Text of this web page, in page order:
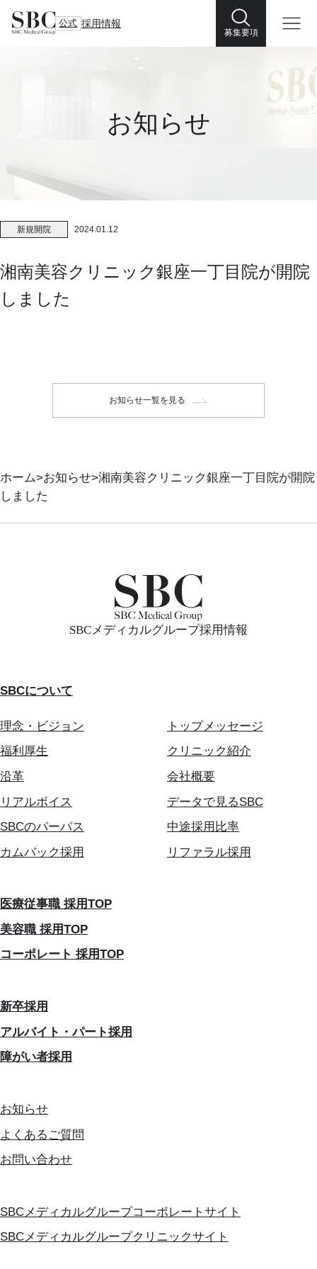
公式 採用情報
募集要項
お知らせ
新規開院 2024.01.12
湘南美容クリニック銀座一丁目院が開院
しました
お知らせ一覧を見る
ホーム お知らせ 湘南美容クリニック銀座一丁目院が開院
しました
SBCメディカルグループ採用情報
SBCについて
理念・ビジョン
トップメッセージ
福利厚生
クリニック紹介
沿革
会社概要
リアルボイス
データで見るSBC
SBCのパーパス
中途採用比率
カムバック採用
リファラル採用
医療従事職 採用TOP
美容職 採用TOP
コーポレート 採用TOP
新卒採用
アルバイト・パート採用
障がい者採用
お知らせ
よくあるご質問
お問い合わせ
SBCメディカルグループコーポレートサイト
SBCメディカルグループクリニックサイト